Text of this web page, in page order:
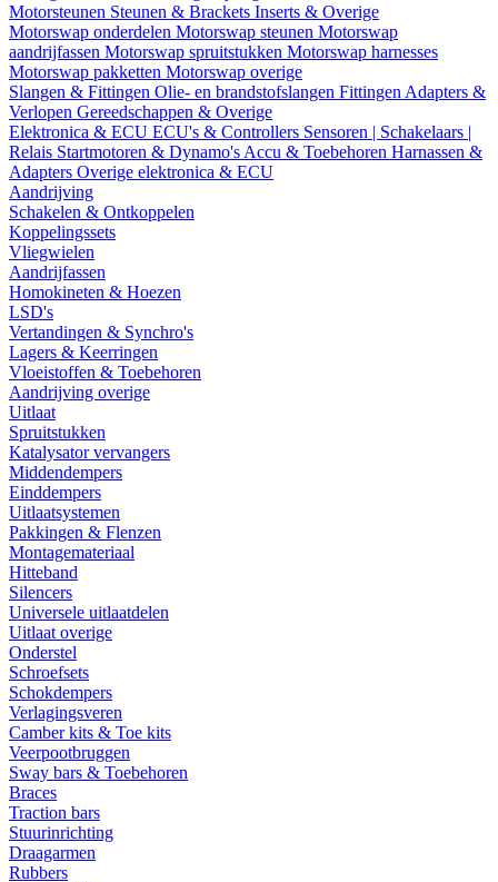
Motorsteunen Steunen & Brackets Inserts & Overige
Motorswap onderdelen Motorswap steunen Motorswap
aandrijfassen Motorswap spruitstukken Motorswap harnesses
Motorswap pakketten Motorswap overige
Slangen & Fittingen Olie- en brandstofslangen Fittingen Adapters &
Verlopen Gereedschappen & Overige
Elektronica & ECU ECU's & Controllers Sensoren | Schakelaars |
Relais Startmotoren & Dynamo's Accu & Toebehoren Harnassen &
Adapters Overige elektronica & ECU
Aandrijving
Schakelen & Ontkoppelen
Koppelingssets
Vliegwielen
Aandrijfassen
Homokineten & Hoezen
LSD's
Vertandingen & Synchro's
Lagers & Keerringen
Vloeistoffen & Toebehoren
Aandrijving overige
Uitlaat
Spruitstukken
Katalysator vervangers
Middendempers
Einddempers
Uitlaatsystemen
Pakkingen & Flenzen
Montagemateriaal
Hitteband
Silencers
Universele uitlaatdelen
Uitlaat overige
Onderstel
Schroefsets
Schokdempers
Verlagingsveren
Camber kits & Toe kits
Veerpootbruggen
Sway bars & Toebehoren
Braces
Traction bars
Stuurinrichting
Draagarmen
Rubbers